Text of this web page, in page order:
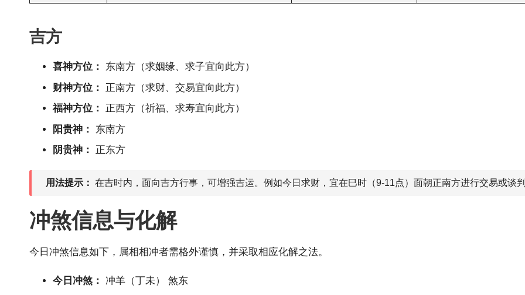
吉方
喜神方位：
东南方（求姻缘、求子宜向此方）
财神方位：
正南方（求财、交易宜向此方）
福神方位：
正西方（祈福、求寿宜向此方）
阳贵神：
东南方
阴贵神：
正东方
用法提示： 在吉时内，面向吉方行事，可增强吉运。例如今日求财，宜在巳时（9-11点）面朝正南方进行交易或谈
冲煞信息与化解
今日冲煞信息如下，属相相冲者需格外谨慎，并采取相应化解之法。
今日冲煞： 冲羊（丁未） 煞东